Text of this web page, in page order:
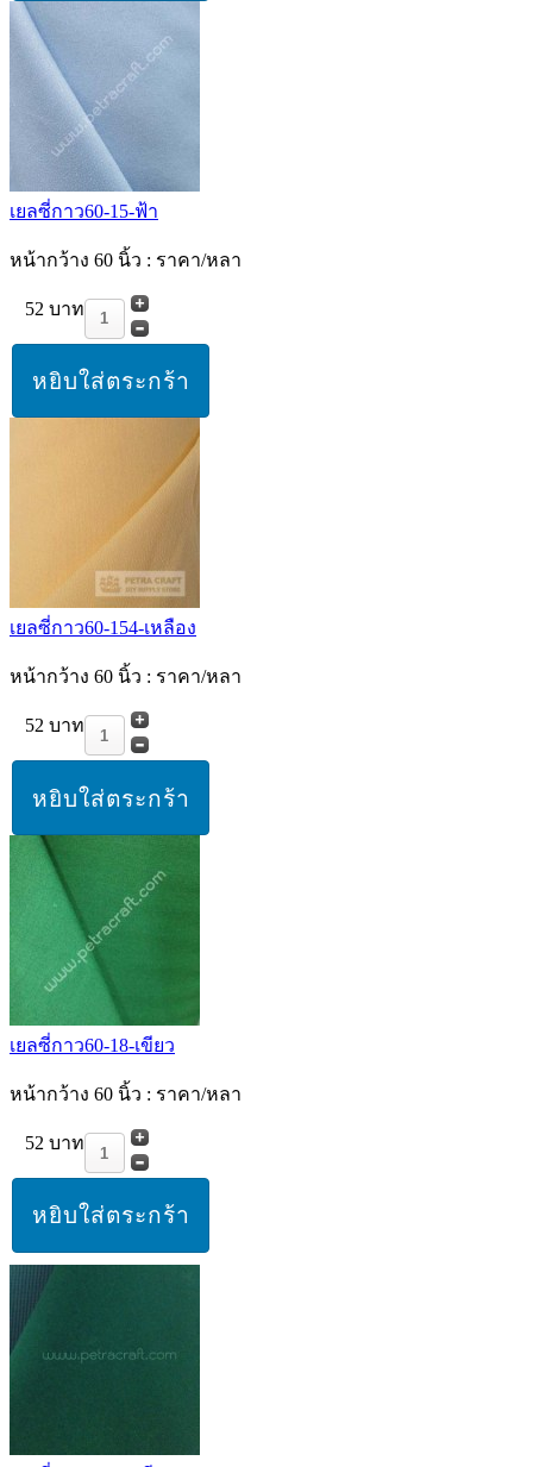
เยลซี่กาว60-15-ฟ้า
หน้ากว้าง 60 นิ้ว : ราคา/หลา
52 บาท
เยลซี่กาว60-154-เหลือง
หน้ากว้าง 60 นิ้ว : ราคา/หลา
52 บาท
เยลซี่กาว60-18-เขียว
หน้ากว้าง 60 นิ้ว : ราคา/หลา
52 บาท